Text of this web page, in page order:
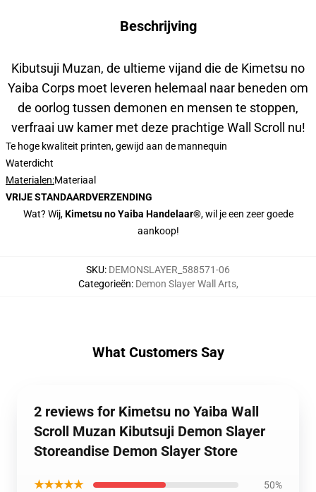
Beschrijving
Kibutsuji Muzan, de ultieme vijand die de Kimetsu no
Yaiba Corps moet leveren helemaal naar beneden om
de oorlog tussen demonen en mensen te stoppen,
verfraai uw kamer met deze prachtige Wall Scroll nu!
Te hoge kwaliteit printen, gewijd aan de mannequin
Waterdicht
Materialen:Materiaal
VRIJE STANDAARDVERZENDING
Wat? Wij,Kimetsu no Yaiba Handelaar®, wil je een zeer goede
aankoop!
SKU: DEMONSLAYER_588571-06
Categorieën: Demon Slayer Wall Arts,
What Customers Say
2 reviews for Kimetsu no Yaiba Wall
Scroll Muzan Kibutsuji Demon Slayer
Storeandise Demon Slayer Store
★★★★★ 50%